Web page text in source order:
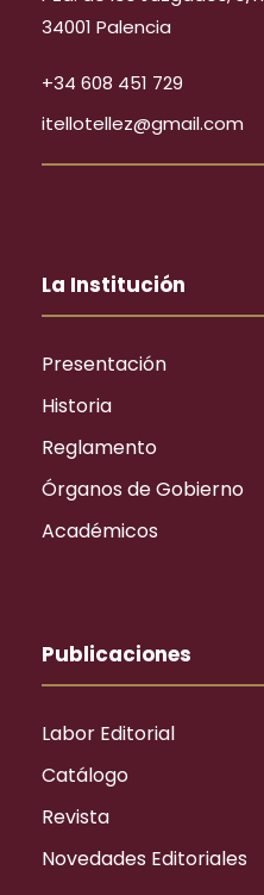
34001 Palencia
+34 608 451 729
itellotellez@gmail.com
La Institución
Presentación
Historia
Reglamento
Órganos de Gobierno
Académicos
Publicaciones
Labor Editorial
Catálogo
Revista
Novedades Editoriales